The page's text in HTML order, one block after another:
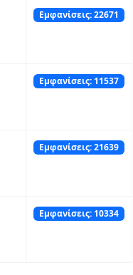
Εμφανίσεις: 22671
Εμφανίσεις: 11537
Εμφανίσεις: 21639
Εμφανίσεις: 10334